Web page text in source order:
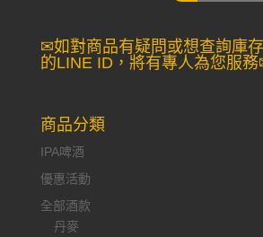
✉如對商品有疑問或想查詢庫
的LINE ID，將有專人為您服
商品分類
IPA啤酒
優惠活動
全部酒款
丹麥